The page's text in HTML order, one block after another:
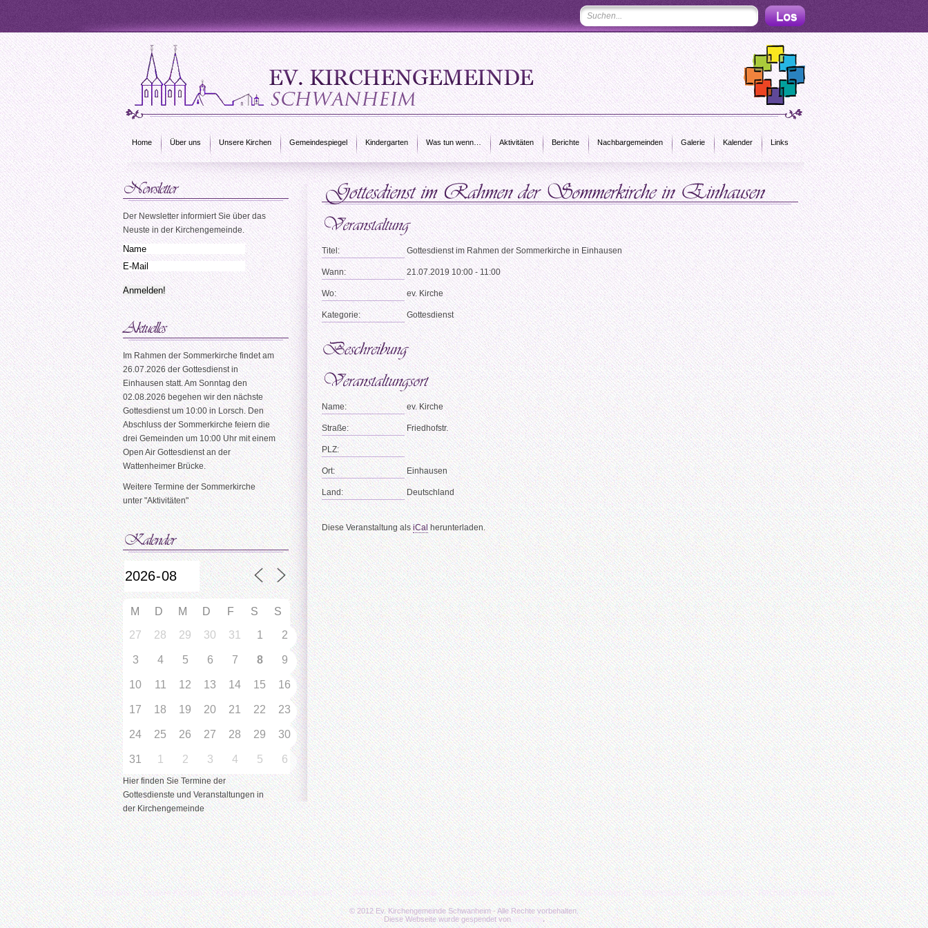
Home Über uns Unsere Kirchen Gemeindespiegel Kindergarten Was tun wenn… Aktivitäten Berichte Nachbargemeinden Galerie Kalender Links
Titel: Gottesdienst im Rahmen der Sommerkirche in Einhausen
Wann: 21.07.2019 10:00 - 11:00
Wo: ev. Kirche
Kategorie: Gottesdienst
Name: ev. Kirche
Straße: Friedhofstr.
PLZ:
Ort: Einhausen
Land: Deutschland
Diese Veranstaltung alsiCal herunterladen.
Der Newsletter informiert Sie über das
Neuste in der Kirchengemeinde.
Im Rahmen der Sommerkirche findet am
26.07.2026 der Gottesdienst in
Einhausen statt. Am Sonntag den
02.08.2026 begehen wir den nächste
Gottesdienst um 10:00 in Lorsch. Den
Abschluss der Sommerkirche feiern die
drei Gemeinden um 10:00 Uhr mit einem
Open Air Gottesdienst an der
Wattenheimer Brücke.
Weitere Termine der Sommerkirche
unter "Aktivitäten"
M D M D F S
S
27
28 29 30 31 1 2
3 4 5 6 7 8 9
10 11 12 13 14 15 16
17 18 19 20 21 22 23
24 25 26 27 28 29 30
31 1 2 3 4 5 6
Hier finden Sie Termine der
Gottesdienste und Veranstaltungen in
der Kirchengemeinde
Über uns Unsere Kirchen Kindergarten Was tun wenn… Aktivitäten Berichte Galerie Kalender Links Was tun wenn Impressum Datenschutz Rechtliche Hinweise
© 2012 Ev. Kirchengemeinde Schwanheim - Alle Rechte vorbehalten.
Diese Webseite wurde gespendet vonbc-unity.